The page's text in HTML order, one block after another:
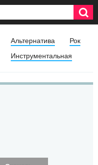
Альтернатива
Рок
Инструментальная